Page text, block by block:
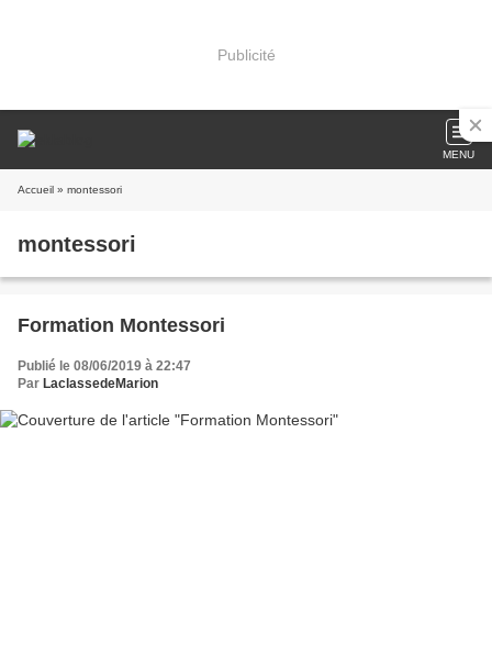
Publicité
MENU
Accueil » montessori
montessori
Formation Montessori
Publié le 08/06/2019 à 22:47
Par LaclassedeMarion